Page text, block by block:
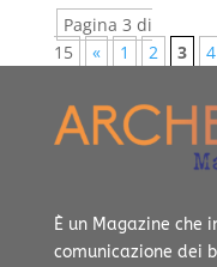
Pagina 3 di
15
« 1 2 3 4
È un Magazine
comunicazione dei